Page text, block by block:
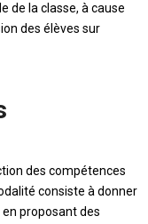
de la classe, à cause
des élèves sur
des compétences
consiste à donner
proposant des